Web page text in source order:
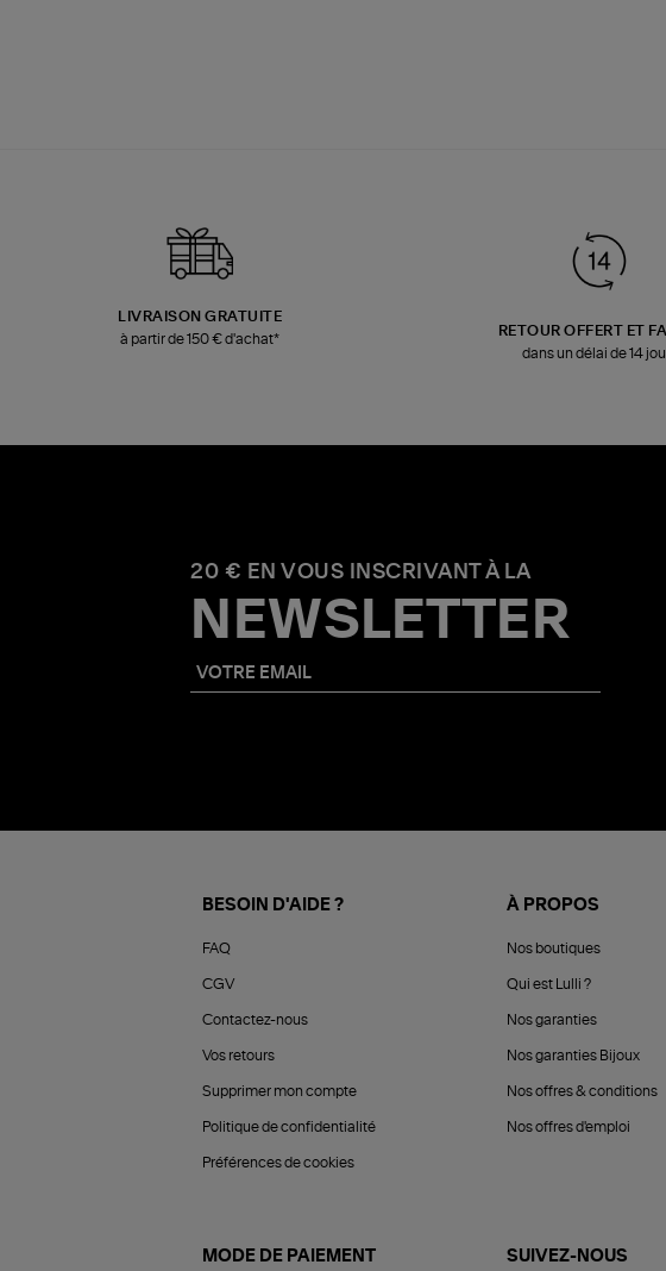
LIVRAISON GRATUITE
à partir de 150 € d'achat*
RETOUR OFFERT ET
dans un délai de 14
20 € EN VOUS INSCRIVANT À LA
NEWSLETTER
BESOIN D'AIDE ?
FAQ
CGV
Contactez-nous
Vos retours
Supprimer mon compte
Politique de confidentialité
Préférences de cookies
À PROPOS
Nos boutiques
Qui est Lulli ?
Nos garanties
Nos garanties Bijoux
Nos offres & conditions
Nos offres d'emploi
MODE DE PAIEMENT SUIVEZ-NOUS